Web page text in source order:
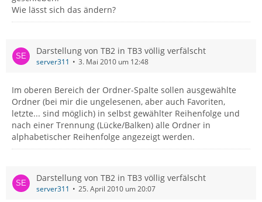
Wie lässt sich das ändern?
Darstellung von TB2 in TB3 völlig verfälscht
server311 3. Mai 2010 um 12:48
Im oberen Bereich der Ordner-Spalte sollen ausgewählte
Ordner (bei mir die ungelesenen, aber auch Favoriten,
letzte... sind möglich) in selbst gewählter Reihenfolge und
nach einer Trennung (Lücke/Balken) alle Ordner in
alphabetischer Reihenfolge angezeigt werden.
Darstellung von TB2 in TB3 völlig verfälscht
server311 25. April 2010 um 20:07